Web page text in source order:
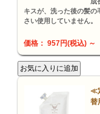
キスが、洗った後の髪の
さい使用していません。
価格： 957円(税込) ～
≪
替